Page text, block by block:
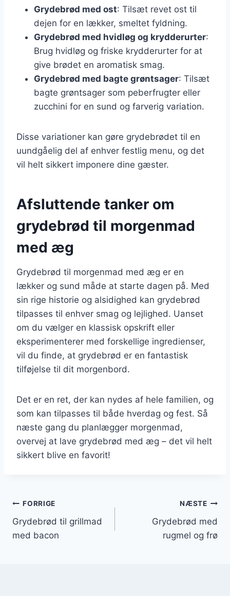
Grydebrød med ost: Tilsæt revet ost til
dejen for en lækker, smeltet fyldning.
Grydebrød med hvidløg og krydderurter:
Brug hvidløg og friske krydderurter for at
give brødet en aromatisk smag.
Grydebrød med bagte grøntsager: Tilsæt
bagte grøntsager som peberfrugter eller
zucchini for en sund og farverig variation.
Disse variationer kan gøre grydebrødet til en
uundgåelig del af enhver festlig menu, og det
vil helt sikkert imponere dine gæster.
Afsluttende tanker om
grydebrød til morgenmad
med æg
Grydebrød til morgenmad med æg er en
lækker og sund måde at starte dagen på. Med
sin rige historie og alsidighed kan grydebrød
tilpasses til enhver smag og lejlighed. Uanset
om du vælger en klassisk opskrift eller
eksperimenterer med forskellige ingredienser,
vil du finde, at grydebrød er en fantastisk
tilføjelse til dit morgenbord.
Det er en ret, der kan nydes af hele familien, og
som kan tilpasses til både hverdag og fest. Så
næste gang du planlægger morgenmad,
overvej at lave grydebrød med æg – det vil helt
sikkert blive en favorit!
Indlægsnavigation
FORRIGE
Grydebrød til grillmad
med bacon
NÆSTE
Grydebrød med
rugmel og frø